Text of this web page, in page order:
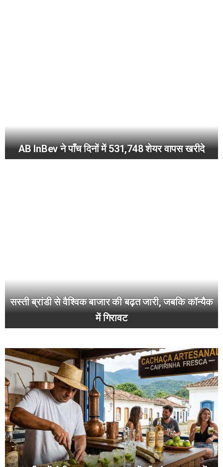
AB InBev ने पाँच दिनों में 531,748 शेयर वापस खरीदे
सस्ती ब्रांडी से वैश्विक बाजार की बढ़त जारी, जबकि कॉन्यैक
में गिरावट